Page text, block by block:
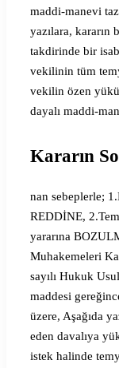
maddi-manevi
yazılara, kararın
takdirinde bir
vekilinin tüm
vekilin özen
dayalı maddi-
Kararın
nan sebeplerle;
REDDİNE,
yararına
Muhakemeleri
sayılı Hukuk
maddesi
üzere, Aşağıda
eden davalıya
istek halinde